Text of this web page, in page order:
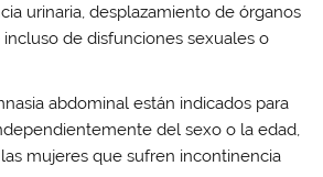
urinaria,desplazamiento de órganos
incluso de disfunciones sexuales o
abdominal están indicados para
del sexo o la edad,
mujeres que sufren incontinencia